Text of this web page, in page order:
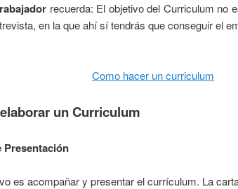
recuerda: El objetivo del Curriculum no
en la que ahí sí tendrás que conseguir el
Como hacer un curriculum
un Curriculum
Presentación
es acompañar y presentar el currículum. La